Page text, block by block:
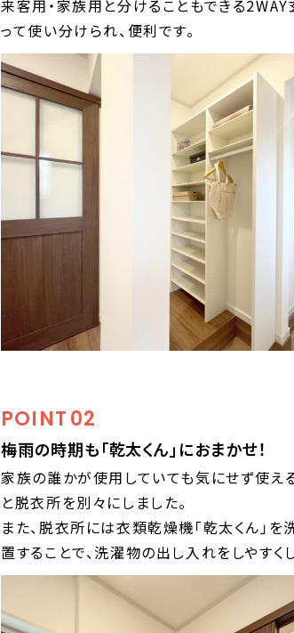
来客用・家族用と分けることもできる
って使い分けられ、便利です。
POINT02
梅雨の時期も「乾太くん」におまかせ！
家族の誰かが使用していても気にせず使え
と脱衣所を別々にしました。
また、脱衣所には衣類乾燥機「乾太くん」
置することで、洗濯物の出し入れをしやすく